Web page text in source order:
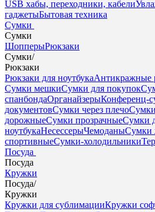
USB хабы, переходники, кабели
гаджетыБытовая техника
Сумки
Сумки
ШопперыРюкзаки
Сумки/
Рюкзаки
Рюкзаки для ноутбукаАнтикражные
Сумки мешкиСумки для покупок
спанбондаОрганайзерыКонференц-
документовСумки через плечо
дорожныеСумки прозрачныеСумки
ноутбукаНесессерыЧемоданыСумки
спортивныеСумки-холодильники
Посуда
Посуда
Кружки
Посуда/
Кружки
Кружки для сублимацииКружки